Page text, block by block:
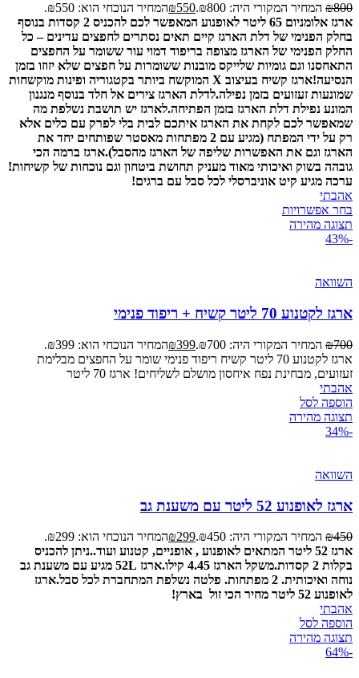
₪800 המחיר המקורי היה: ₪800. ₪550
המחיר הנוכחי הוא: ₪550.
ארגז אלומניום 65 ליטר לאופנוע המאפשר לכם להכניס 2 קסדות בנוסף
בחלק הפנימי של דלת הארגז קיים תאים נסתרים לחפצים עדינים – כל
החלק הפנימי של הארגז מצופה בריפוד דמוי עור ששומר על החפצים
התאחסנו וגם גומיות שלייקס מובנות ששומרות על חפצים שלא יזוזו בזמן
הנסיעה!
ארגז קשיח בעיצוב X המוקשח ביותר בקטגוריה ופינות מוקשחות
שמונעות זעזועים בזמן נפילה.לדלת הארגז צירים אל חלד בנוסף מנגנון
המונע נפילת דלת הארגז בזמן הפתיחה.לארגז יש תושבת נשלפת מה
שמאפשר לכם לקחת את הארגז איתכם לבית בלי לפרק עם כלים אלא
רק על ידי המפתח (מגיע עם 2 מפתחות מאסטר שפותחים יחד את
הארגז וגם את האפשרות שליפה של הארגז מהסבל).ארגז ברמה הכי
גובהה בשוק ואיכותי מאוד מעניק תחושת ביטחון וגם נוכחות של קשיחות!
ערכה מגיע קיט אוניברסלי לכל סבל עם ברגים!
אהבתי
בחר אפשרויות
תצוגה מהירה
-43%
השוואה
ארגז לקטנוע 70 ליטר קשיח + ריפוד פנימי
₪700 המחיר המקורי היה: ₪700. ₪399
המחיר הנוכחי הוא: ₪399.
ארגז לקטנוע 70 ליטר קשיח ריפוד פנימי שומר על החפצים מבלימת
זעזועים, מבחינת נפח איחסון מושלם לשליחים! ארגז 70 ליטר
אהבתי
הוספה לסל
תצוגה מהירה
-34%
השוואה
ארגז לאופנוע 52 ליטר עם משענת גב
₪450 המחיר המקורי היה: ₪450. ₪299
המחיר הנוכחי הוא: ₪299.
ארגז 52 ליטר המתאים לאופנוע , אופניים, קטנוע ועוד..
ניתן להכניס
בקלות 2 קסדות.
משקל הארגז 4.45 קילו.
ארגז 52L מגיע עם משענת גב
נוחה ואיכותית. 2 מפתחות. פלטה נשלפת המתחברת לכל סבל.
ארגז
לאופנוע 52 ליטר מחיר הכי זול בארץ!
אהבתי
הוספה לסל
תצוגה מהירה
-64%